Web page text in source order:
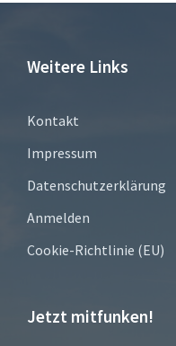
Weitere Links
Kontakt
Impressum
Datenschutzerklärung
Anmelden
Cookie-Richtlinie (EU)
Jetzt mitfunken!